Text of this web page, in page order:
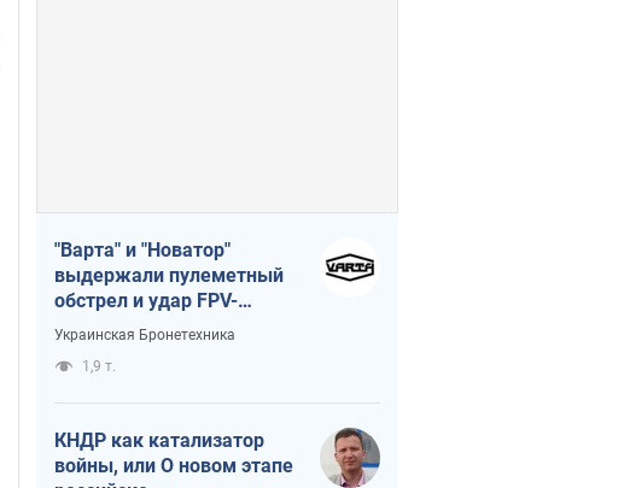
"Варта" и "Новатор"
выдержали пулеметный
обстрел и удар FPV-
дрона, сохранив жизнь
Украинская Бронетехника
1,9 т.
КНДР как катализатор
войны, или О новом этапе